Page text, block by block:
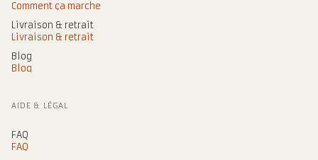
Comment ça marche
Livraison & retrait
Livraison & retrait
Blog
Blog
AIDE & LÉGAL
FAQ
FAQ